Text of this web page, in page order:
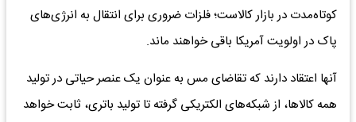
کوتاه‌‌‌مدت در بازار کالاست؛ فلزات ضروری برای انتقال به انرژی‌های
پاک در اولویت آمریکا باقی خواهند ماند.
آنها اعتقاد دارند که تقاضای مس به عنوان یک عنصر حیاتی در تولید
همه کالاها، از شبکه‌‌‌های الکتریکی گرفته تا تولید باتری، ثابت خواهد